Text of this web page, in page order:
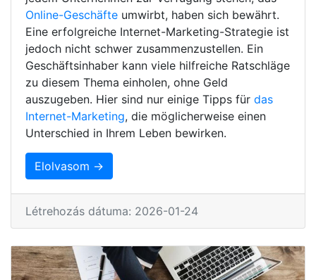
Online-Geschäfte umwirbt, haben sich bewährt.
Eine erfolgreiche Internet-Marketing-Strategie ist
jedoch nicht schwer zusammenzustellen. Ein
Geschäftsinhaber kann viele hilfreiche Ratschläge
zu diesem Thema einholen, ohne Geld
auszugeben. Hier sind nur einige Tipps für das
Internet-Marketing, die möglicherweise einen
Unterschied in Ihrem Leben bewirken.
Elolvasom →
Létrehozás dátuma: 2026-01-24